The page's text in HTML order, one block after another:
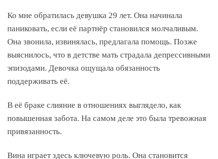
Ко мне обратилась девушка 29 лет. Она начинала
паниковать, если её партнёр становился молчаливым.
Она звонила, извинялась, предлагала помощь. Позже
выяснилось, что в детстве мать страдала депрессивными
эпизодами. Девочка ощущала обязанность
поддерживать её.
В её браке слияние в отношениях выглядело, как
повышенная забота. На самом деле это была тревожная
привязанность.
Вина играет здесь ключевую роль. Она становится